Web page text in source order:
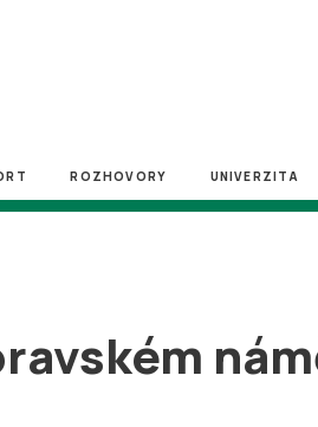
ROZHOVORY UNIVERZITA